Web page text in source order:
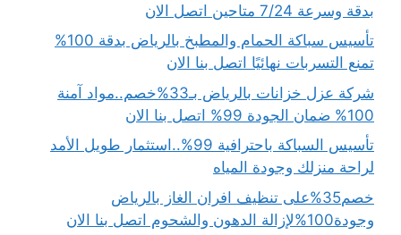
بدقة وسرعة 7/24 متاحين اتصل الان
تأسيس سباكة الحمام والمطبخ بالرياض بدقة 100%
تمنع التسربات نهائيًا اتصل بنا الان
شركة عزل خزانات بالرياض بـ33%خصم..مواد آمنة
100% ضمان الجودة 99% اتصل بنا الان
تأسيس السباكة باحترافية 99%..استثمار طويل الأمد
لراحة منزلك وجودة المياه
خصم35%على تنظيف افران الغاز بالرياض
وجودة100%لإزالة الدهون والشحوم اتصل بنا الان